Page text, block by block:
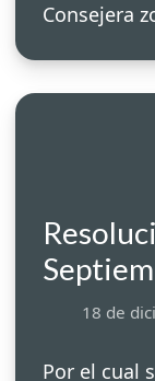
Consejera
18 de
Por el cual